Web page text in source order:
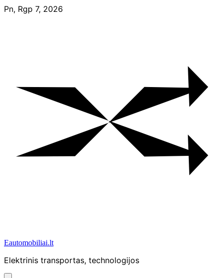
Skip
Pn, Rgp 7, 2026
Eautomobiliai.lt
Elektrinis transportas, technologijos